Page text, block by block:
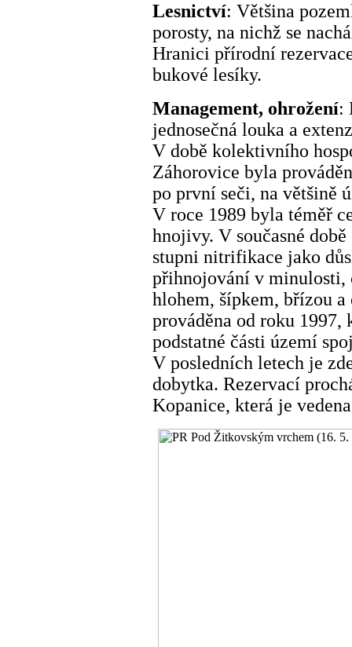
Lesnictví: Většina
porosty, na nichž se
Hranici přírodní
bukové lesíky.
Management, ohrožení:
jednosečná louka a
V době kolektivního
Záhorovice byla
po první seči, na většině
V roce 1989 byla téměř
hnojivy. V současné
stupni nitrifikace jako
přihnojování v minulosti,
hlohem, šípkem, břízou
prováděna od roku 1997,
podstatné části území
V posledních letech je
dobytka. Rezervací
Kopanice, která je